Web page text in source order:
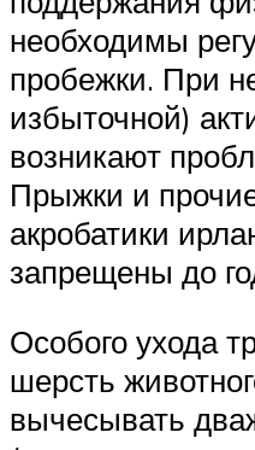
необходимы
пробежки. При
избыточной)
возникают
Прыжки и
акробатики
запрещены до
Особого ухода
шерсть
вычесывать